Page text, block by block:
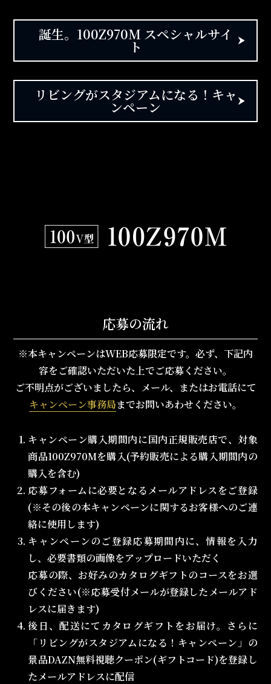
誕生。100Z970M スペシャルサイ
ト
リビングがスタジアムになる！キャ
ンペーン
応募の流れ
※本キャンペーンはWEB応募限定です。必ず、下記内
容をご確認いただいた上でご応募ください。
ご不明点がございましたら、メール、またはお電話にて
キャンペーン事務局までお問いあわせください。
キャンペーン購入期間内に国内正規販売店で、対象
商品100Z970Mを購入(予約販売による購入期間内の
購入を含む)
応募フォームに必要となるメールアドレスをご登録
(※その後の本キャンペーンに関するお客様へのご連
絡に使用します)
キャンペーンのご登録応募期間内に、情報を入力
し、必要書類の画像をアップロードいただく
応募の際、お好みのカタログギフトのコースをお選
びください(※応募受付メールが登録したメールアド
レスに届きます)
後日、配送にてカタログギフトをお届け。さらに
「リビングがスタジアムになる！キャンペーン」の
景品DAZN無料視聴クーポン(ギフトコード)を登録し
たメールアドレスに配信